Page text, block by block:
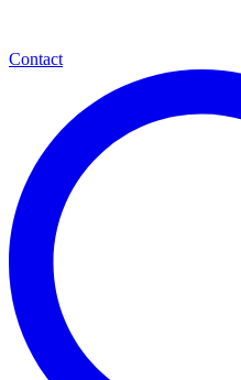
Contact